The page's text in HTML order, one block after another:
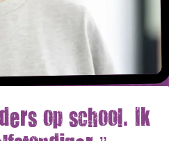
op school. Ik